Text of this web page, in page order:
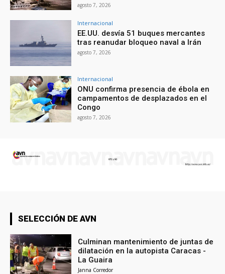
agosto 7, 2026
Internacional
EE.UU. desvía 51 buques mercantes
tras reanudar bloqueo naval a Irán
agosto 7, 2026
Internacional
ONU confirma presencia de ébola en
campamentos de desplazados en el
Congo
agosto 7, 2026
SELECCIÓN DE AVN
Culminan mantenimiento de juntas de
dilatación en la autopista Caracas -
La Guaira
Janna Corredor